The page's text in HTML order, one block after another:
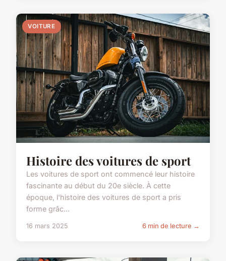
VOITURE
Histoire des voitures de sport
Les voitures de sport ont commencé leur histoire
fascinante au début du 20e siècle. À cette
époque, l'histoire des voitures de sport a pris
forme grâc...
16 mars 2025 6 min de lecture →